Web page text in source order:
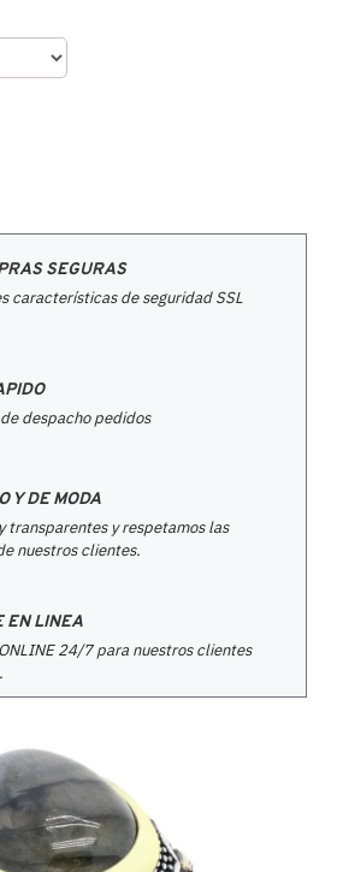
SEGURAS
características de seguridad SSL
despacho pedidos
Y DE MODA
transparentes y respetamos las
nuestros clientes.
EN LINEA
ONLINE 24/7 para nuestros clientes